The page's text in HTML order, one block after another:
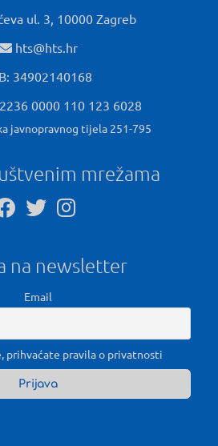
ul. 3, 10000 Zagreb
hts@hts.hr
34902140168
0000 110 123 6028
javnopravnog tijela 251-795
mrežama
na newsletter
Email
prihvaćate pravila o privatnosti